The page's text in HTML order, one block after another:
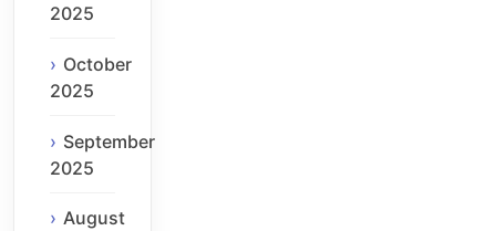
2025
October
2025
September
2025
August